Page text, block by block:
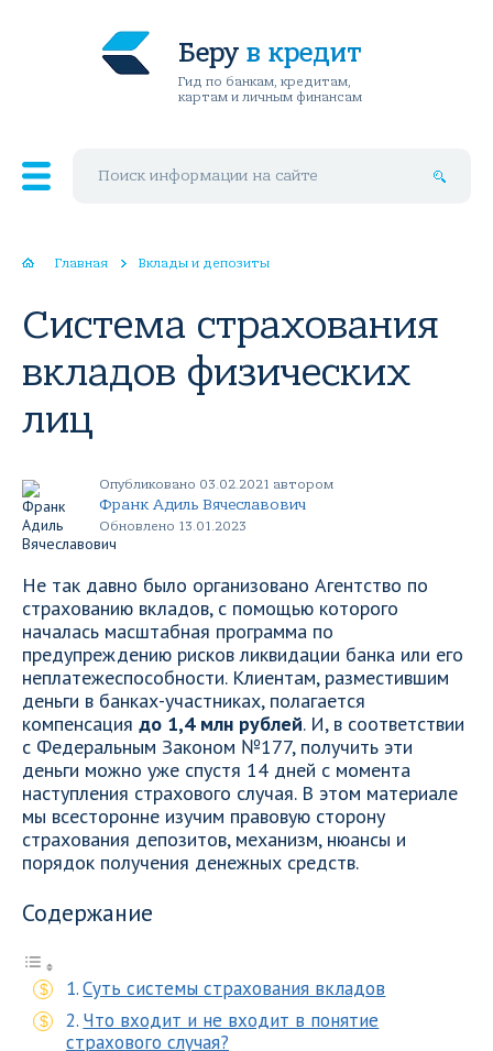
Беру в кредит
Гид по банкам, кредитам,
картам и личным финансам
Главная Вклады и депозиты
Система страхования
вкладов физических
лиц
Опубликовано 03.02.2021 автором
Франк Адиль Вячеславович
Обновлено 13.01.2023
Не так давно было организовано Агентство по
страхованию вкладов, с помощью которого
началась масштабная программа по
предупреждению рисков ликвидации банка или его
неплатежеспособности. Клиентам, разместившим
деньги в банках-участниках, полагается
компенсация до 1,4 млн рублей. И, в соответствии
с Федеральным Законом №177, получить эти
деньги можно уже спустя 14 дней с момента
наступления страхового случая. В этом материале
мы всесторонне изучим правовую сторону
страхования депозитов, механизм, нюансы и
порядок получения денежных средств.
Содержание
Суть системы страхования вкладов
Что входит и не входит в понятие
страхового случая?